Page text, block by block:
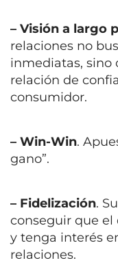
– Visión a largo
relaciones no
inmediatas, sino
relación de
consumidor.
– Win-Win.
gano”.
– Fidelización.
conseguir que el
y tenga interés
relaciones.